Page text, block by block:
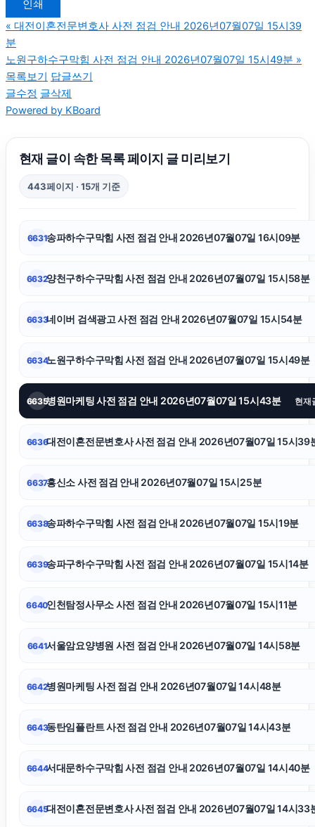
동탄임플란트
일산한의원
대전이혼전문변호사
수원형사변호사
도봉구하수구막힘
의정부변호사
재산분할소송
인쇄
« 대전이혼전문변호사 사전 점검 안내 2026년07월07일 15시39
분
노원구하수구막힘 사전 점검 안내 2026년07월07일 15시49분 »
목록보기 답글쓰기
글수정 글삭제
Powered by KBoard
현재 글이 속한 목록 페이지 글 미리보기
443페이지 · 15개 기준
6631송파하수구막힘 사전 점검 안내 2026년07월07일 16시09분
6632양천구하수구막힘 사전 점검 안내 2026년07월07일 15시58분
6633네이버 검색광고 사전 점검 안내 2026년07월07일 15시54분
6634노원구하수구막힘 사전 점검 안내 2026년07월07일 15시49분
6635병원마케팅 사전 점검 안내 2026년07월07일 15시43분 현재
6636대전이혼전문변호사 사전 점검 안내 2026년07월07일 15시39
6637흥신소 사전 점검 안내 2026년07월07일 15시25분
6638송파하수구막힘 사전 점검 안내 2026년07월07일 15시19분
6639송파구하수구막힘 사전 점검 안내 2026년07월07일 15시14분
6640인천탐정사무소 사전 점검 안내 2026년07월07일 15시11분
6641서울암요양병원 사전 점검 안내 2026년07월07일 14시58분
6642병원마케팅 사전 점검 안내 2026년07월07일 14시48분
6643동탄임플란트 사전 점검 안내 2026년07월07일 14시43분
6644서대문하수구막힘 사전 점검 안내 2026년07월07일 14시40분
6645대전이혼전문변호사 사전 점검 안내 2026년07월07일 14시33